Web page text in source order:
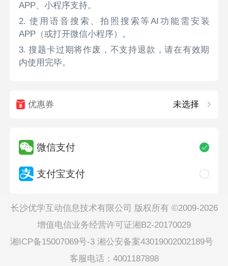
APP、小程序支持。
2. 使用语音搜索、拍照搜索等AI功能需安装
APP（或打开微信小程序）。
3. 搜题卡过期将作废，不支持退款，请在有效期
内使用完毕。
优惠券 未选择
微信支付
支付宝支付
长沙优学互动信息技术有限公司 版权所有 ©2009-2026
增值电信业务经营许可证湘B2-20170029
湘ICP备15007069号-3 湘公安备案43019002002189号
客服电话：4001187898